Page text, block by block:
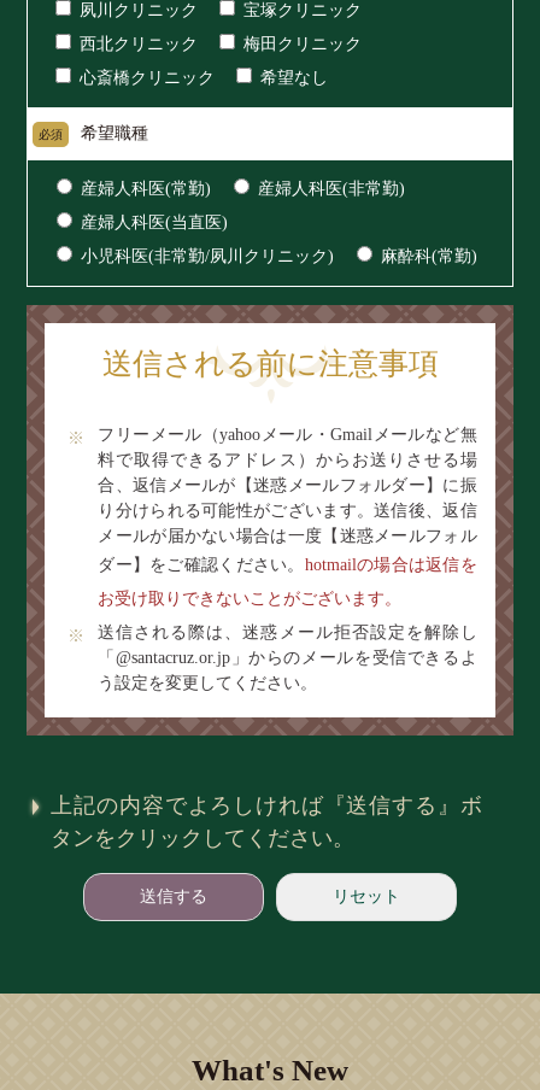
夙川クリニック
宝塚クリニック
西北クリニック
梅田クリニック
心斎橋クリニック
希望なし
必須 希望職種
産婦人科医(常勤)
産婦人科医(非常勤)
産婦人科医(当直医)
小児科医(非常勤/夙川クリニック)
麻酔科(常勤)
送信される前に注意事項
フリーメール（yahooメール・Gmailメールなど無
料で取得できるアドレス）からお送りさせる場
合、返信メールが【迷惑メールフォルダー】に振
り分けられる可能性がございます。送信後、返信
メールが届かない場合は一度【迷惑メールフォル
ダー】をご確認ください。 hotmailの場合は返信を
お受け取りできないことがございます。
送信される際は、迷惑メール拒否設定を解除し
「@santacruz.or.jp」からのメールを受信できるよ
う設定を変更してください。
上記の内容でよろしければ『送信する』ボ
タンをクリックしてください。
What's New